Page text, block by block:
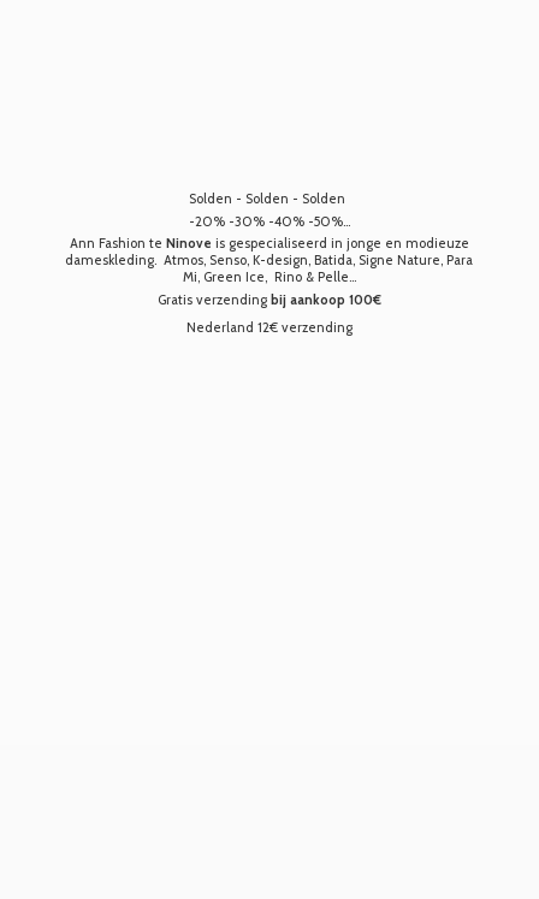
Solden - Solden - Solden
-20% -30% -40% -50%...
Ann Fashion te Ninove is gespecialiseerd in jonge en modieuze
dameskleding. Atmos, Senso, K-design, Batida, Signe Nature, Para
Mi, Green Ice, Rino & Pelle...
Gratis verzending bij aankoop 100€
Nederland 12€ verzending